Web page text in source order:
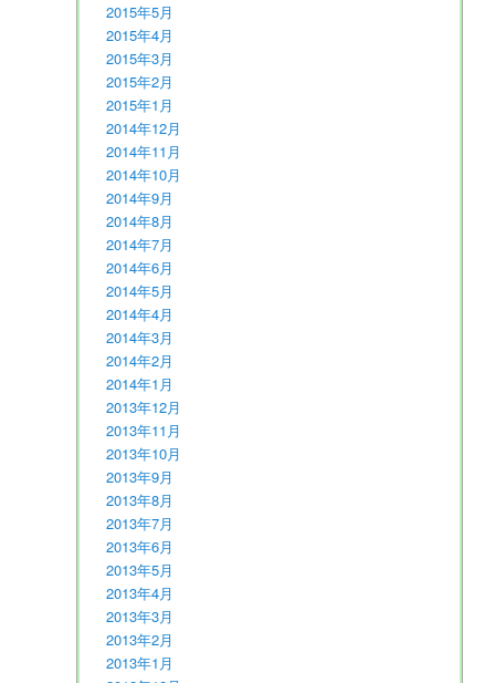
2015年5月
2015年4月
2015年3月
2015年2月
2015年1月
2014年12月
2014年11月
2014年10月
2014年9月
2014年8月
2014年7月
2014年6月
2014年5月
2014年4月
2014年3月
2014年2月
2014年1月
2013年12月
2013年11月
2013年10月
2013年9月
2013年8月
2013年7月
2013年6月
2013年5月
2013年4月
2013年3月
2013年2月
2013年1月